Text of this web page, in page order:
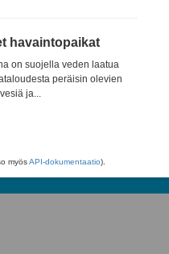
havaintopaikat
on suojella veden laatua
peräisin olevien
ja...
myösAPI-dokumentaatio).